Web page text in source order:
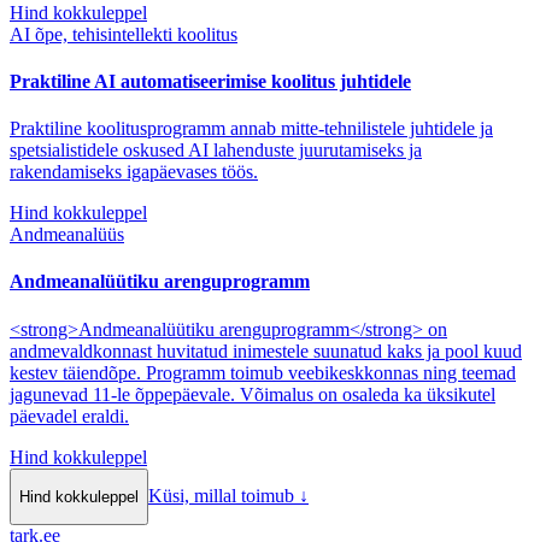
Hind kokkuleppel
AI õpe, tehisintellekti koolitus
Praktiline AI automatiseerimise koolitus juhtidele
Praktiline koolitusprogramm annab mitte-tehnilistele juhtidele ja
spetsialistidele oskused AI lahenduste juurutamiseks ja
rakendamiseks igapäevases töös.
Hind kokkuleppel
Andmeanalüüs
Andmeanalüütiku arenguprogramm
<strong>Andmeanalüütiku arenguprogramm</strong> on
andmevaldkonnast huvitatud inimestele suunatud kaks ja pool kuud
kestev täiendõpe. Programm toimub veebikeskkonnas ning teemad
jagunevad 11-le õppepäevale. Võimalus on osaleda ka üksikutel
päevadel eraldi.
Hind kokkuleppel
Hind kokkuleppel Küsi, millal toimub ↓
tark.ee